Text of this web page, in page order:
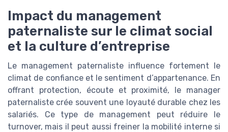
Impact du management
paternaliste sur le climat social
et la culture d’entreprise
Le management paternaliste influence fortement le
climat de confiance et le sentiment d’appartenance. En
offrant protection, écoute et proximité, le manager
paternaliste crée souvent une loyauté durable chez les
salariés. Ce type de management peut réduire le
turnover, mais il peut aussi freiner la mobilité interne si